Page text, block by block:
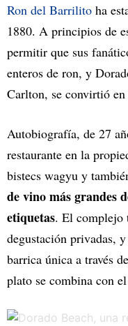
Ron del Barrilito ha
1880. A principios de
permitir que sus
enteros de ron, y
Carlton, se convirtió
Autobiografía, de 27
restaurante en la
bistecs wagyu y
de vino más grandes
etiquetas. El complejo
degustación privadas,
barrica única a través
plato se combina con